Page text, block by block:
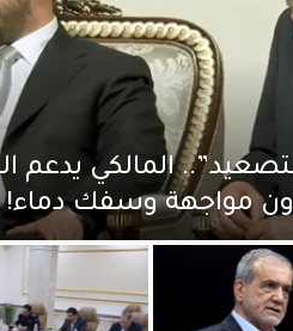
المالكي يدعم
مواجهة وسفك دماء!